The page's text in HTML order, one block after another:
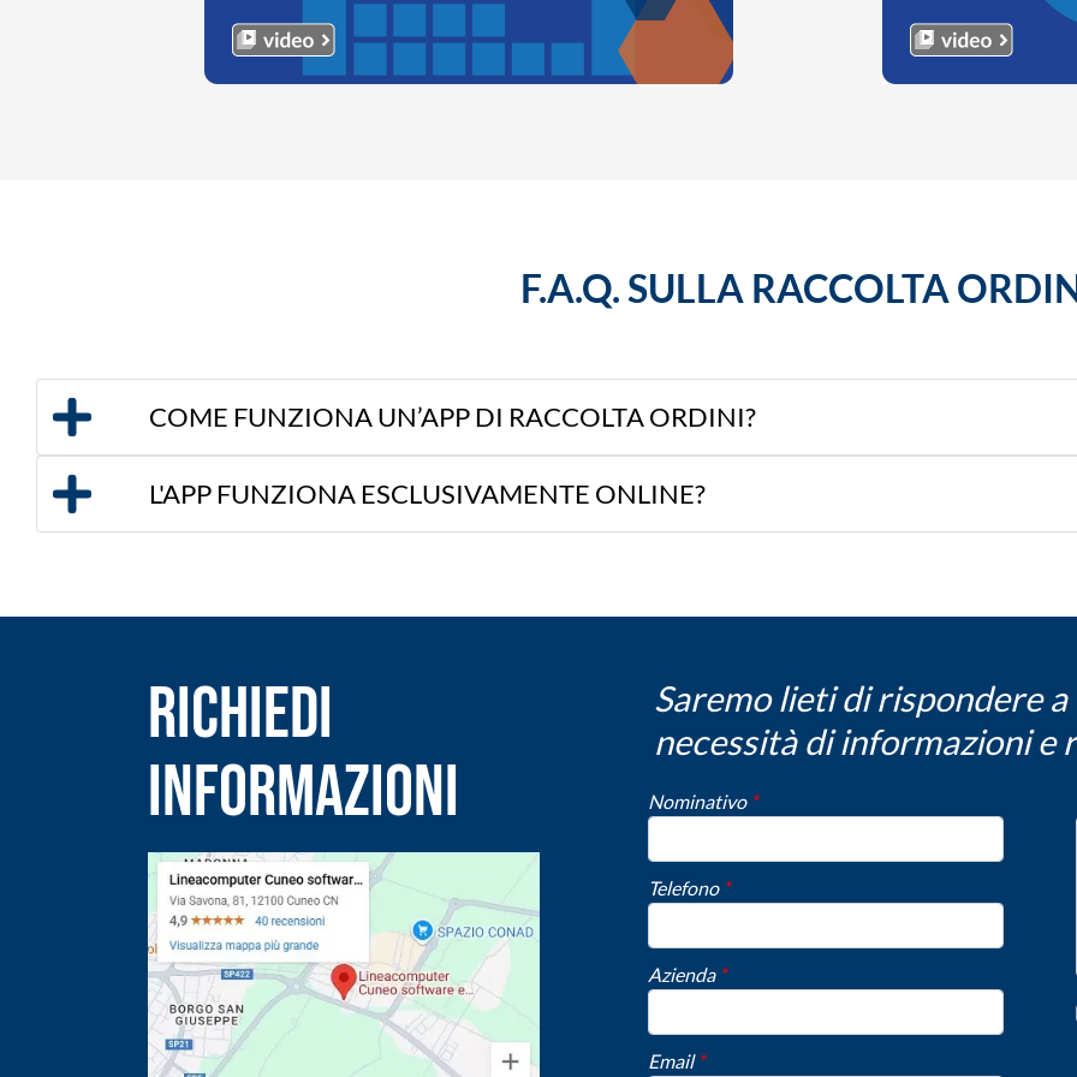
F.A.Q. SULLA RACCOLTA
COME FUNZIONA UN’APP DI RACCOLTA ORDINI?
L'APP FUNZIONA ESCLUSIVAMENTE ONLINE?
RICHIEDI
INFORMAZIONI
Saremo lieti di rispondere
necessità di informazioni e
Nominativo *
Telefono *
Azienda *
Email *